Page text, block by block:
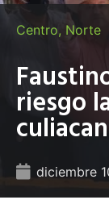
Centro, Norte
riesgo
diciembre